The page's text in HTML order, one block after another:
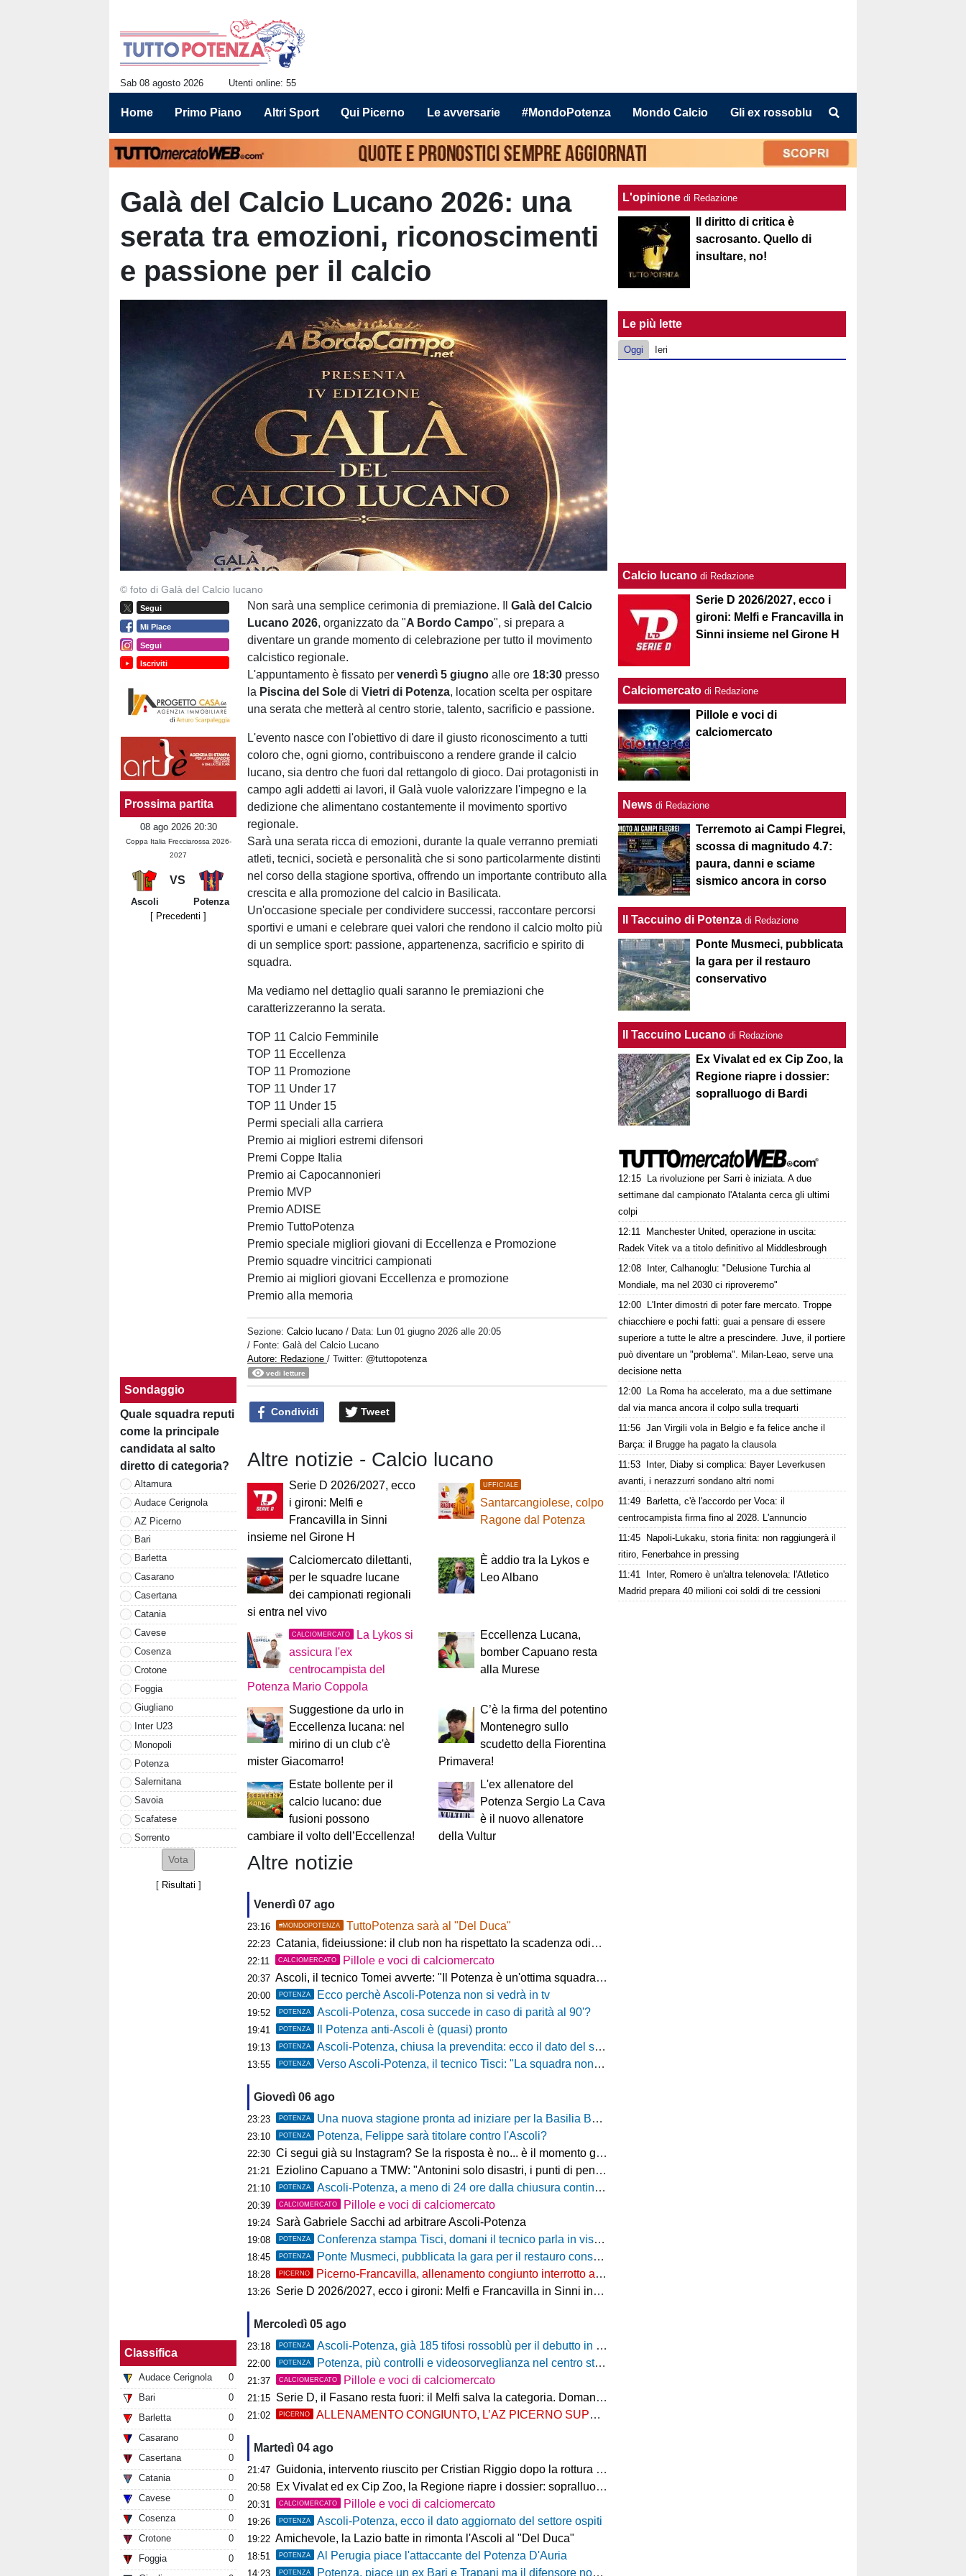
Sab 08 agosto 2026 Utenti online: 55
Home Primo Piano Altri Sport Qui Picerno Le avversarie #MondoPotenza Mondo Calcio Gli ex rossoblu
Galà del Calcio Lucano 2026: una
serata tra emozioni, riconoscimenti
e passione per il calcio
© foto di Galà del Calcio lucano
Segui
Mi Piace
Segui
Iscriviti
Prossima partita
08 ago 2026 20:30
Coppa Italia Frecciarossa 2026-
2027
VS
Ascoli
Potenza
[ Precedenti ]
Sondaggio
Quale squadra reputi
come la principale
candidata al salto
diretto di categoria?
Altamura
Audace Cerignola
AZ Picerno
Bari
Barletta
Casarano
Casertana
Catania
Cavese
Cosenza
Crotone
Foggia
Giugliano
Inter U23
Monopoli
Potenza
Salernitana
Savoia
Scafatese
Sorrento
[ Risultati ]
Classifica
Audace Cerignola
0
Bari
0
Barletta
0
Casarano
0
Casertana
0
Catania
0
Cavese
0
Cosenza
0
Crotone
0
Foggia
0
Non sarà una semplice cerimonia di premiazione. IlGalà del Calcio
Lucano 2026, organizzato da "A Bordo Campo", si prepara a
diventare un grande momento di celebrazione per tutto il movimento
calcistico regionale.
L'appuntamento è fissato pervenerdì 5 giugno alle ore 18:30 presso
la Piscina del Sole diVietri di Potenza, location scelta per ospitare
una serata che metterà al centro storie, talento, sacrificio e passione.
L'evento nasce con l'obiettivo di dare il giusto riconoscimento a tutti
coloro che, ogni giorno, contribuiscono a rendere grande il calcio
lucano, sia dentro che fuori dal rettangolo di gioco. Dai protagonisti in
campo agli addetti ai lavori, il Galà vuole valorizzare l'impegno e la
dedizione che alimentano costantemente il movimento sportivo
regionale.
Sarà una serata ricca di emozioni, durante la quale verranno premiati
atleti, tecnici, società e personalità che si sono particolarmente distinti
nel corso della stagione sportiva, offrendo un importante contributo alla
crescita e alla promozione del calcio in Basilicata.
Un'occasione speciale per condividere successi, raccontare percorsi
sportivi e umani e celebrare quei valori che rendono il calcio molto più
di un semplice sport: passione, appartenenza, sacrificio e spirito di
squadra.
Ma vediamo nel dettaglio quali saranno le premiazioni che
caratterizzeranno la serata.
TOP 11 Calcio Femminile
TOP 11 Eccellenza
TOP 11 Promozione
TOP 11 Under 17
TOP 11 Under 15
Permi speciali alla carriera
Premio ai migliori estremi difensori
Premi Coppe Italia
Premio ai Capocannonieri
Premio MVP
Premio ADISE
Premio TuttoPotenza
Premio speciale migliori giovani di Eccellenza e Promozione
Premio squadre vincitrici campionati
Premio ai migliori giovani Eccellenza e promozione
Premio alla memoria
Sezione:Calcio lucano/ Data: Lun 01 giugno 2026 alle 20:05
/ Fonte: Galà del Calcio Lucano
Autore: Redazione/ Twitter: @tuttopotenza
vedi letture
Condividi Tweet
Altre notizie - Calcio lucano
Serie D 2026/2027, ecco
i gironi: Melfi e
Francavilla in Sinni
insieme nel Girone H
UFFICIALE
Santarcangiolese, colpo
Ragone dal Potenza
Calciomercato dilettanti,
per le squadre lucane
dei campionati regionali
si entra nel vivo
È addio tra la Lykos e
Leo Albano
CALCIOMERCATO
La Lykos si
assicura l'ex
centrocampista del
Potenza Mario Coppola
Eccellenza Lucana,
bomber Capuano resta
alla Murese
Suggestione da urlo in
Eccellenza lucana: nel
mirino di un club c'è
mister Giacomarro!
C’è la firma del potentino
Montenegro sullo
scudetto della Fiorentina
Primavera!
Estate bollente per il
calcio lucano: due
fusioni possono
cambiare il volto dell’Eccellenza!
L'ex allenatore del
Potenza Sergio La Cava
è il nuovo allenatore
della Vultur
Altre notizie
Venerdì 07 ago
23:16 #MONDOPOTENZA TuttoPotenza sarà al "Del Duca"
22:23 Catania, fideiussione: il club non ha rispettato la scadenza odierna
22:11 CALCIOMERCATO Pillole e voci di calciomercato
20:37 Ascoli, il tecnico Tomei avverte: "Il Potenza è un'ottima squadra, sarà un test probante"
20:00 POTENZA Ecco perchè Ascoli-Potenza non si vedrà in tv
19:52 POTENZA Ascoli-Potenza, cosa succede in caso di parità al 90'?
19:41 POTENZA Il Potenza anti-Ascoli è (quasi) pronto
19:13 POTENZA Ascoli-Potenza, chiusa la prevendita: ecco il dato del settore ospiti
13:55 POTENZA Verso Ascoli-Potenza, il tecnico Tisci: "La squadra non deve vivere questa sfida come una rivincita dei playoff, ai tifosi dico di godersi la trasferta"
Giovedì 06 ago
23:23 POTENZA Una nuova stagione pronta ad iniziare per la Basilia Basket Potenza
23:10 POTENZA Potenza, Felippe sarà titolare contro l'Ascoli?
22:30 Ci segui già su Instagram? Se la risposta è no... è il momento giusto per rimediare!
21:21 Eziolino Capuano a TMW: "Antonini solo disastri, i punti di penalizzazione che ha preso un record mondiale"
21:10 POTENZA Ascoli-Potenza, a meno di 24 ore dalla chiusura continua a salire il numero di biglietti venduti nel settore ospiti
20:39 CALCIOMERCATO Pillole e voci di calciomercato
19:24 Sarà Gabriele Sacchi ad arbitrare Ascoli-Potenza
19:08 POTENZA Conferenza stampa Tisci, domani il tecnico parla in vista di Ascoli-Potenza
18:45 POTENZA Ponte Musmeci, pubblicata la gara per il restauro conservativo
18:28 PICERNO Picerno-Francavilla, allenamento congiunto interrotto al termine del primo tempo
13:26 Serie D 2026/2027, ecco i gironi: Melfi e Francavilla in Sinni insieme nel Girone H
Mercoledì 05 ago
23:18 POTENZA Ascoli-Potenza, già 185 tifosi rossoblù per il debutto in Coppa Italia Frecciarossa
22:00 POTENZA Potenza, più controlli e videosorveglianza nel centro storico: il Comitato per la sicurezza rafforza le misure
21:37 CALCIOMERCATO Pillole e voci di calciomercato
21:15 Serie D, il Fasano resta fuori: il Melfi salva la categoria. Domani l'attesa per i gironi
21:02 PICERNO ALLENAMENTO CONGIUNTO, L’AZ PICERNO SUPERA L’AS MELFI
Martedì 04 ago
21:47 Guidonia, intervento riuscito per Cristian Riggio dopo la rottura del crociato
20:58 Ex Vivalat ed ex Cip Zoo, la Regione riapre i dossier: sopralluogo di Bardi
20:31 CALCIOMERCATO Pillole e voci di calciomercato
19:26 POTENZA Ascoli-Potenza, ecco il dato aggiornato del settore ospiti
19:22 Amichevole, la Lazio batte in rimonta l'Ascoli al "Del Duca"
18:51 POTENZA Al Perugia piace l'attaccante del Potenza D'Auria
14:23 POTENZA Potenza, piace un ex Bari e Trapani ma il difensore non vestirà rossoblù
L'opinione di Redazione
Il diritto di critica è
sacrosanto. Quello di
insultare, no!
Le più lette
Oggi Ieri
Calcio lucanodi Redazione
Serie D 2026/2027, ecco i
gironi: Melfi e Francavilla in
Sinni insieme nel Girone H
Calciomercato di Redazione
Pillole e voci di
calciomercato
News di Redazione
Terremoto ai Campi Flegrei,
scossa di magnitudo 4.7:
paura, danni e sciame
sismico ancora in corso
Il Taccuino di Potenza di Redazione
Ponte Musmeci, pubblicata
la gara per il restauro
conservativo
Il Taccuino Lucano di Redazione
Ex Vivalat ed ex Cip Zoo, la
Regione riapre i dossier:
sopralluogo di Bardi
12:15
La rivoluzione per Sarri è iniziata. A due
settimane dal campionato l'Atalanta cerca gli ultimi
colpi
12:11
Manchester United, operazione in uscita:
Radek Vitek va a titolo definitivo al Middlesbrough
12:08
Inter, Calhanoglu: "Delusione Turchia al
Mondiale, ma nel 2030 ci riproveremo"
12:00
L'Inter dimostri di poter fare mercato. Troppe
chiacchiere e pochi fatti: guai a pensare di essere
superiore a tutte le altre a prescindere. Juve, il portiere
può diventare un "problema". Milan-Leao, serve una
decisione netta
12:00
La Roma ha accelerato, ma a due settimane
dal via manca ancora il colpo sulla trequarti
11:56 Jan Virgili vola in Belgio e fa felice anche il
Barça: il Brugge ha pagato la clausola
11:53
Inter, Diaby si complica: Bayer Leverkusen
avanti, i nerazzurri sondano altri nomi
11:49
Barletta, c'è l'accordo per Voca: il
centrocampista firma fino al 2028. L'annuncio
11:45
Napoli-Lukaku, storia finita: non raggiungerà il
ritiro, Fenerbahce in pressing
11:41
Inter, Romero è un'altra telenovela: l'Atletico
Madrid prepara 40 milioni coi soldi di tre cessioni